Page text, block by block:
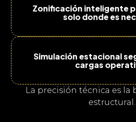
Zonificación inteligente
solo donde es
Simulación estacional
cargas
La precisión técnica es la
estructural.